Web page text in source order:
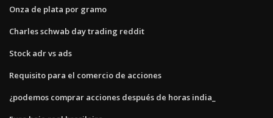
Onza de plata por gramo
Charles schwab day trading reddit
Stock adr vs ads
Requisito para el comercio de acciones
¿podemos comprar acciones después de horas india_